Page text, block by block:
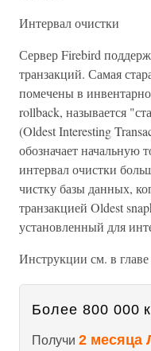
Интервал очистки
Сервер Firebird
транзакций. Самая
помечены в
rollback, называется
(Oldest Interesting
обозначает начальную
интервал очистки
чистку базы данных,
транзакцией Oldest
установленный для
Инструкции см. в главе
Более 800 000
Получи 2 месяца